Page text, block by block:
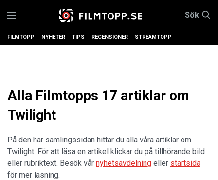
Sök
FILMTOPP NYHETER TIPS RECENSIONER STREAMTOPP
Alla Filmtopps 17 artiklar om
Twilight
På den här samlingssidan hittar du alla våra artiklar om
Twilight. För att läsa en artikel klickar du på tillhörande bild
eller rubriktext. Besök vår nyhetsavdelning eller startsida
för mer läsning.